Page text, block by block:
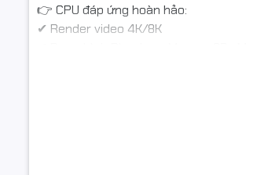
👉 CPU đáp ứng hoàn hảo:
✔ Render video 4K/8K
Đây là nền tảng workstation lý tưởng